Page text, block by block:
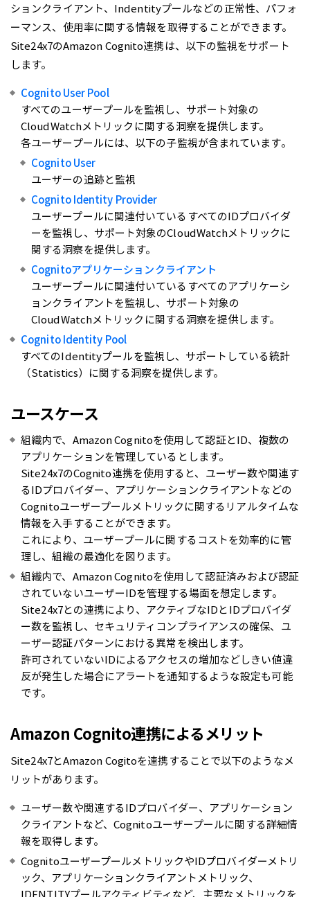
ションクライアント、Indentityプールなどの正常性、パフォ
ーマンス、使用率に関する情報を取得することができます。
Site24x7のAmazon Cognito連携は、以下の監視をサポート
します。
Cognito User Pool
すべてのユーザープールを監視し、サポート対象の
CloudWatchメトリックに関する洞察を提供します。
各ユーザープールには、以下の子監視が含まれています。
Cognito User
ユーザーの追跡と監視
Cognito Identity Provider
ユーザープールに関連付いているすべてのIDプロバイダ
ーを監視し、サポート対象のCloudWatchメトリックに
関する洞察を提供します。
Cognitoアプリケーションクライアント
ユーザープールに関連付いているすべてのアプリケーシ
ョンクライアントを監視し、サポート対象の
CloudWatchメトリックに関する洞察を提供します。
Cognito Identity Pool
すべてのIdentityプールを監視し、サポートしている統計
（Statistics）に関する洞察を提供します。
ユースケース
組織内で、Amazon Cognitoを使用して認証とID、複数の
アプリケーションを管理しているとします。
Site24x7のCognito連携を使用すると、ユーザー数や関連す
るIDプロバイダー、アプリケーションクライアントなどの
Cognitoユーザープールメトリックに関するリアルタイムな
情報を入手することができます。
これにより、ユーザープールに関するコストを効率的に管
理し、組織の最適化を図ります。
組織内で、Amazon Cognitoを使用して認証済みおよび認証
されていないユーザーIDを管理する場面を想定します。
Site24x7との連携により、アクティブなIDとIDプロバイダ
ー数を監視し、セキュリティコンプライアンスの確保、ユ
ーザー認証パターンにおける異常を検出します。
許可されていないIDによるアクセスの増加などしきい値違
反が発生した場合にアラートを通知するような設定も可能
です。
Amazon Cognito連携によるメリット
Site24x7とAmazon Cogitoを連携することで以下のようなメ
リットがあります。
ユーザー数や関連するIDプロバイダー、アプリケーション
クライアントなど、Cognitoユーザープールに関する詳細情
報を取得します。
CognitoユーザープールメトリックやIDプロバイダーメトリ
ック、アプリケーションクライアントメトリック、